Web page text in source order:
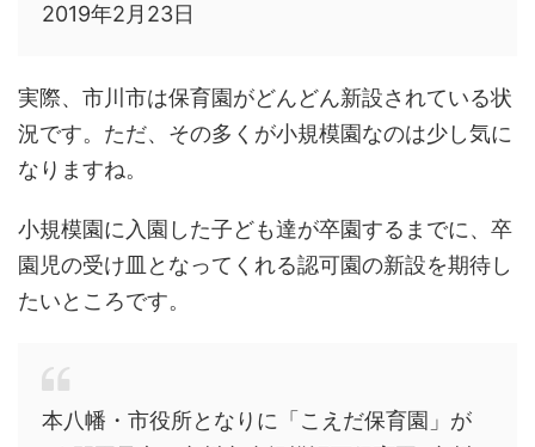
2019年2月23日
実際、市川市は保育園がどんどん新設されている状
況です。ただ、その多くが小規模園なのは少し気に
なりますね。
小規模園に入園した子ども達が卒園するまでに、卒
園児の受け皿となってくれる認可園の新設を期待し
たいところです。
本八幡・市役所となりに「こえだ保育園」が